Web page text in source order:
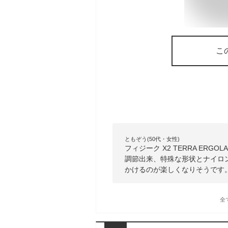
こ
ともぞう(50代・女性)
フィジーク X2 TERRA
調節出来、特殊な形状とナイ
かけるのが楽しくなりそうで
全